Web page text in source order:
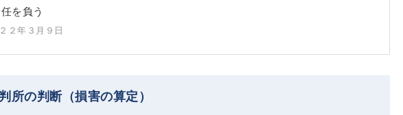
を負う
２年３月９日
所の判断（損害の算定）